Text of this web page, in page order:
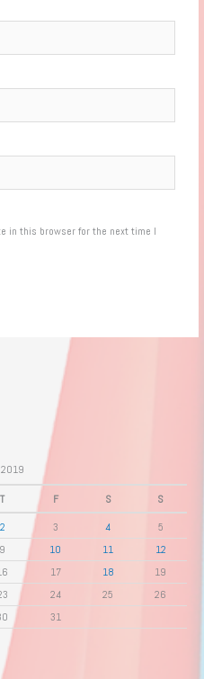
in this browser for the next time I
2019
T F S S
2 3 4
5
9 10 11
12
17 18
19
24 25
26
31